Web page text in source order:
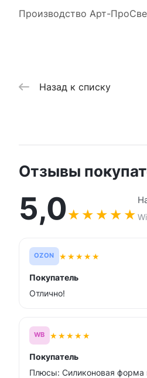
Производство Арт-
Назад к списку
Отзывы
5,0★ ★ ★ ★ ★
OZON ★★★★★
Покупатель
Отлично!
WB ★★★★★
Покупатель
Плюсы: Силиконовая форма